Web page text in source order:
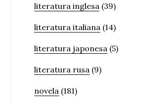
literatura inglesa (39)
literatura italiana (14)
literatura japonesa (5)
literatura rusa (9)
novela (181)